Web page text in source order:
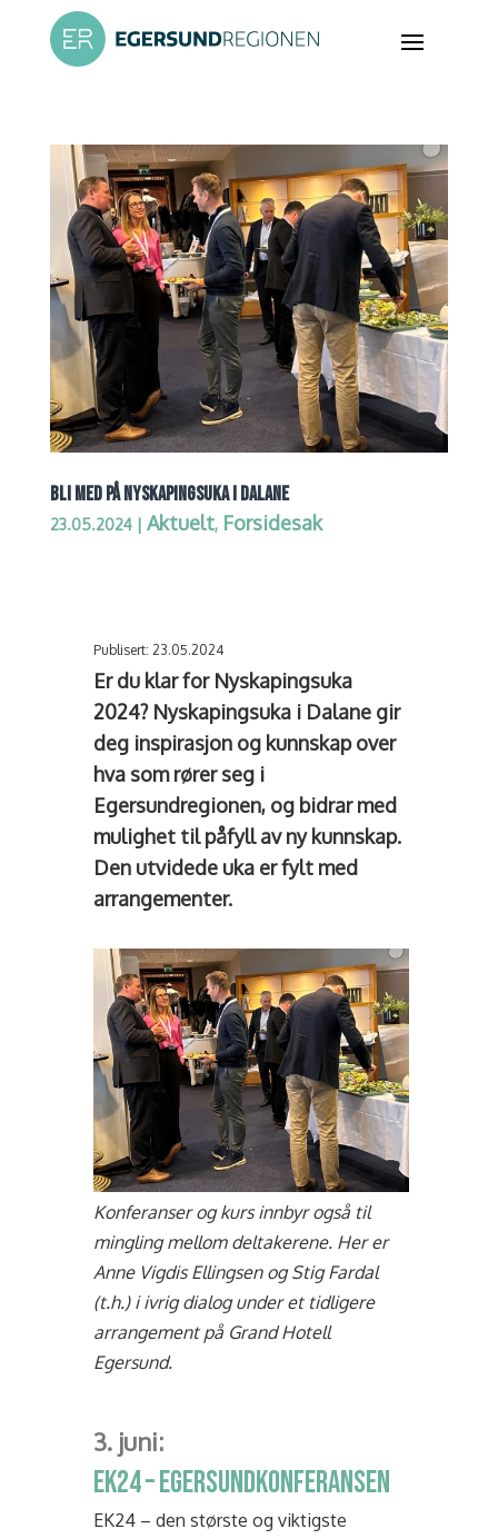
BLI MED PÅ NYSKAPINGSUKA I DALANE
23.05.2024| Aktuelt, Forsidesak
Publisert: 23.05.2024
Er du klar for Nyskapingsuka
2024? Nyskapingsuka i Dalane gir
deg inspirasjon og kunnskap over
hva som rører seg i
Egersundregionen, og bidrar med
mulighet til påfyll av ny kunnskap.
Den utvidede uka er fylt med
arrangementer.
Konferanser og kurs innbyr også til
mingling mellom deltakerene. Her er
Anne Vigdis Ellingsen og Stig Fardal
(t.h.) i ivrig dialog under et tidligere
arrangement på Grand Hotell
Egersund.
3. juni:
EK24 – EGERSUNDKONFERANSEN
EK24 – den største og viktigste